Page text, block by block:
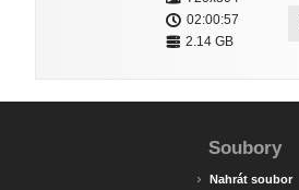
02:00:57
2.14 GB
Soubory
› Nahrát soubor